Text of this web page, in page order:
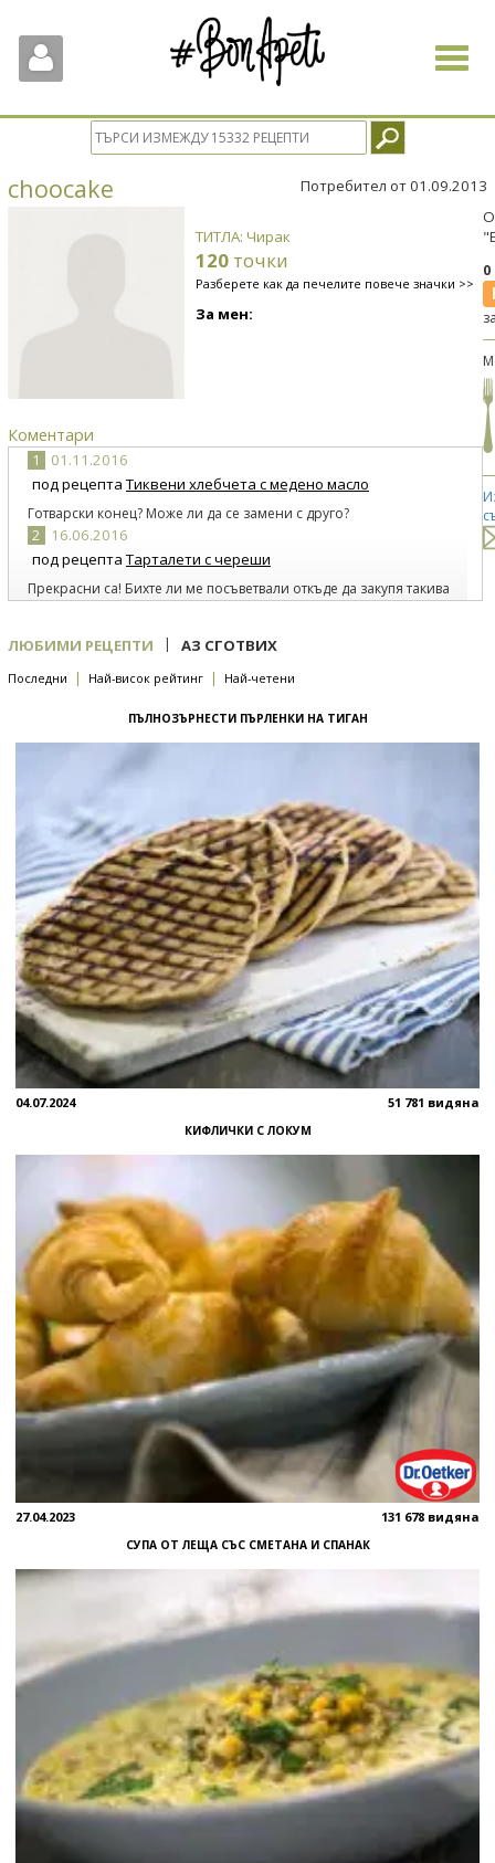
Toggle
choocake Потребител от 01.09.2013
ТИТЛА: Чирак
120 точки
Разберете как да печелите повече значки >>
За мен:
Коментари
1
01.11.2016
под рецептаТиквени хлебчета с медено масло
Готварски конец? Може ли да се замени с друго?
2
16.06.2016
под рецептаТарталети с череши
Прекрасни са! Бихте ли ме посъветвали откъде да закупя такива
форми за тарталети? Напоследък май трудно се намират.
под рецептаКюфтета с марсала и салвия
Страхотни са със и без соса!
Тиквен кейк с течен шоколад и лешници
средата остана течен :( А спазих рецептата на 100%
под рецептаСметанов крем с череши
И аз се питам същото. Може би ореховки?
ЛЮБИМИ РЕЦЕПТИ | АЗ СГОТВИХ
Последни | Най-висок рейтинг | Най-четени
ПЪЛНОЗЪРНЕСТИ ПЪРЛЕНКИ НА ТИГАН
04.07.2024 51 781 видяна
КИФЛИЧКИ С ЛОКУМ
27.04.2023 131 678 видяна
СУПА ОТ ЛЕЩА СЪС СМЕТАНА И СПАНАК